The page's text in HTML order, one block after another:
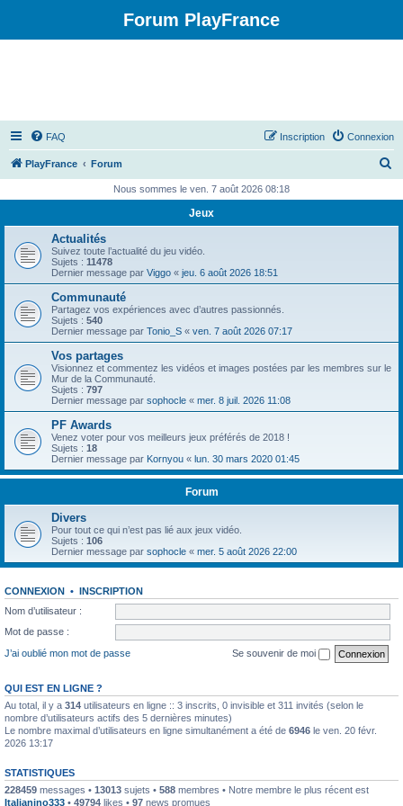
Forum PlayFrance
FAQ Connexion
Inscription
PlayFrance Forum
h
Nous sommes le ven. 7 août 2026 08:18
Jeux
Actualités
Suivez toute l’actualité du jeu vidéo.
Sujets : 11478
Dernier message par Viggo « jeu. 6 août 2026 18:51
Communauté
Partagez vos expériences avec d’autres passionnés.
Sujets : 540
Dernier message par Tonio_S « ven. 7 août 2026 07:17
Vos partages
Visionnez et commentez les vidéos et images postées par les membres sur le
Mur de la Communauté.
Sujets : 797
Dernier message par sophocle « mer. 8 juil. 2026 11:08
PF Awards
Venez voter pour vos meilleurs jeux préférés de 2018 !
Sujets : 18
Dernier message par Kornyou « lun. 30 mars 2020 01:45
Forum
Divers
Pour tout ce qui n’est pas lié aux jeux vidéo.
Sujets : 106
Dernier message par sophocle « mer. 5 août 2026 22:00
CONNEXION • INSCRIPTION
Nom d’utilisateur :
Mot de passe :
J’ai oublié mon mot de passe
Se souvenir de moi
QUI EST EN LIGNE ?
Au total, il y a 314 utilisateurs en ligne :: 3 inscrits, 0 invisible et 311 invités (selon le
nombre d’utilisateurs actifs des 5 dernières minutes)
Le nombre maximal d’utilisateurs en ligne simultanément a été de 6946 le ven. 20 févr.
2026 13:17
STATISTIQUES
228459 messages • 13013 sujets • 588 membres • Notre membre le plus récent est
Italianino333 • 49794 likes • 97 news promues